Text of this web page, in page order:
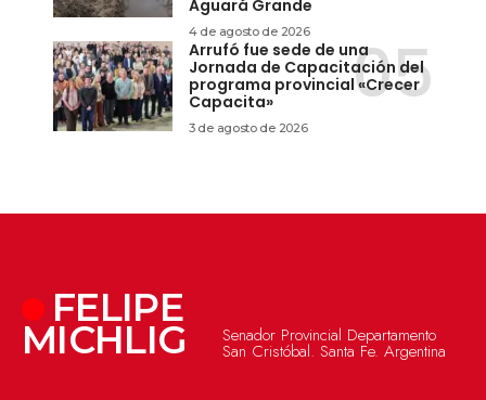
Aguará Grande
4 de agosto de 2026
Arrufó fue sede de una
Jornada de Capacitación del
programa provincial «Crecer
Capacita»
3 de agosto de 2026
FELIPE
MICHLIG Senador Provincial Departamento
San Cristóbal. Santa Fe. Argentina